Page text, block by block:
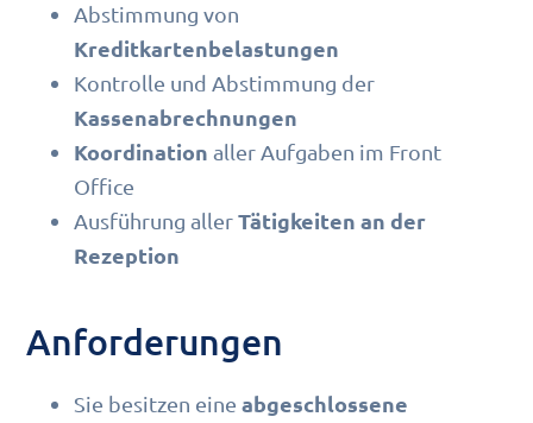
Abstimmung von
Kreditkartenbelastungen
Kontrolle und Abstimmung der
Kassenabrechnungen
Koordinationaller Aufgaben im Front
Office
Ausführung allerTätigkeiten an der
Rezeption
Anforderungen
Sie besitzen eineabgeschlossene